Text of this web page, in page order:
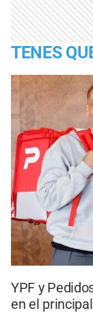
TENES
YPF y
en el